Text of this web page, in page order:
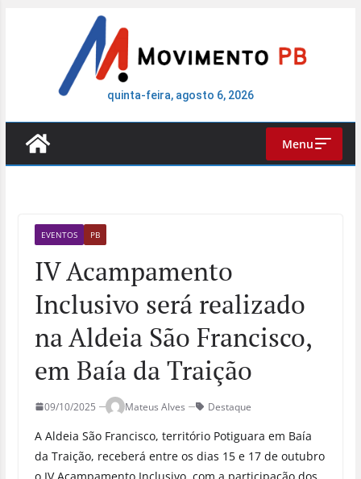
conteúdo
quinta-feira, agosto 6, 2026
Menu
EVENTOS PB
IV Acampamento
Inclusivo será realizado
na Aldeia São Francisco,
em Baía da Traição
09/10/2025 Mateus Alves Destaque
A Aldeia São Francisco, território Potiguara em Baía
da Traição, receberá entre os dias 15 e 17 de outubro